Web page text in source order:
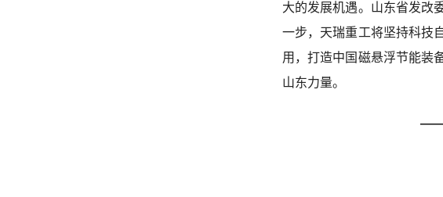
大的发展机遇。山东省发改
一步，天瑞重工将坚持科技
用，打造中国磁悬浮节能装
山东力量。
——